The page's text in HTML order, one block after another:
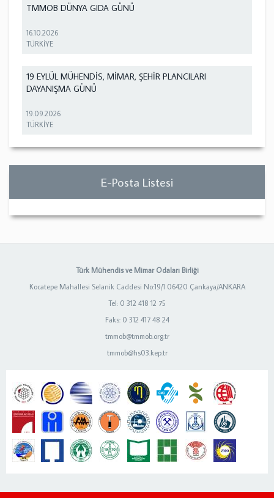
TMMOB DÜNYA GIDA GÜNÜ
16.10.2026
TÜRKİYE
19 EYLÜL MÜHENDİS, MİMAR, ŞEHİR PLANCILARI
DAYANIŞMA GÜNÜ
19.09.2026
TÜRKİYE
E-Posta Listesi
Türk Mühendis ve Mimar Odaları Birliği
Kocatepe Mahallesi Selanik Caddesi No:19/1 06420 Çankaya/ANKARA
Tel: 0 312 418 12 75
Faks: 0 312 417 48 24
tmmob@tmmob.org.tr
tmmob@hs03.kep.tr